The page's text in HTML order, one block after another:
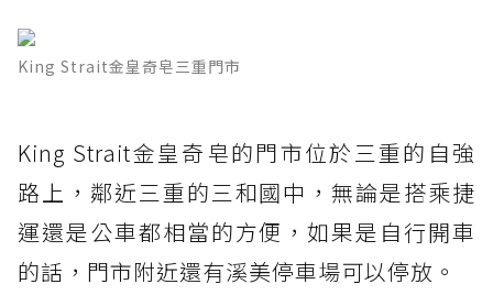
King Strait金皇奇皂三重門市
King Strait金皇奇皂的門市位於三重的自強
路上，鄰近三重的三和國中，無論是搭乘捷
運還是公車都相當的方便，如果是自行開車
的話，門市附近還有溪美停車場可以停放。